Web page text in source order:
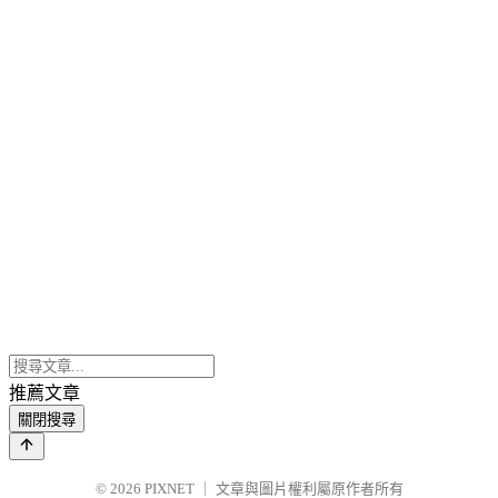
推薦文章
關閉搜尋
© 2026 PIXNET 文章與圖片權利屬原作者所有